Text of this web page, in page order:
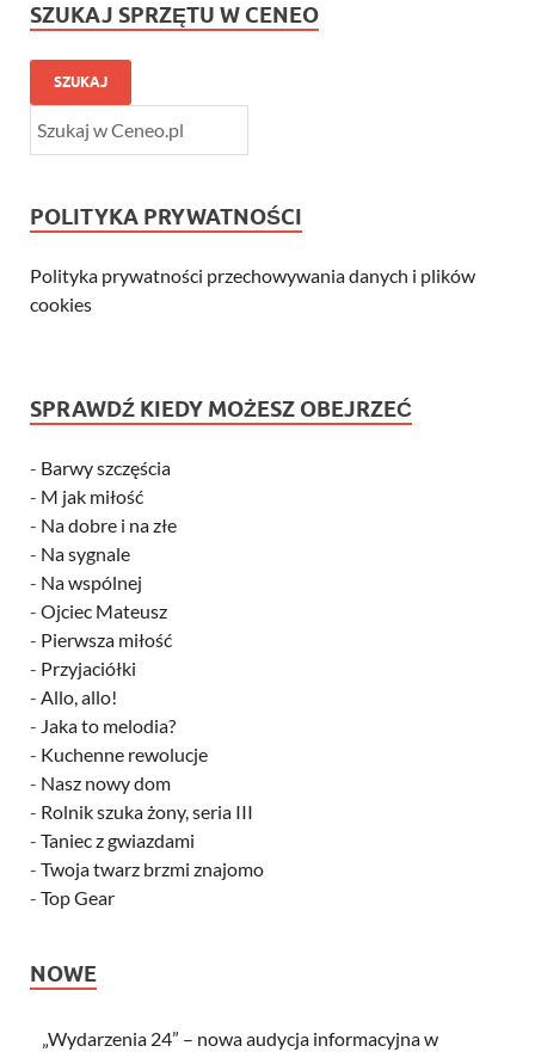
SZUKAJ SPRZĘTU W CENEO
SZUKAJ
POLITYKA PRYWATNOŚCI
Polityka prywatności przechowywania danych i plików
cookies
SPRAWDŹ KIEDY MOŻESZ OBEJRZEĆ
- Barwy szczęścia
- M jak miłość
- Na dobre i na złe
- Na sygnale
- Na wspólnej
- Ojciec Mateusz
- Pierwsza miłość
- Przyjaciółki
- Allo, allo!
- Jaka to melodia?
- Kuchenne rewolucje
- Nasz nowy dom
- Rolnik szuka żony, seria III
- Taniec z gwiazdami
- Twoja twarz brzmi znajomo
- Top Gear
NOWE
„Wydarzenia 24” – nowa audycja informacyjna w